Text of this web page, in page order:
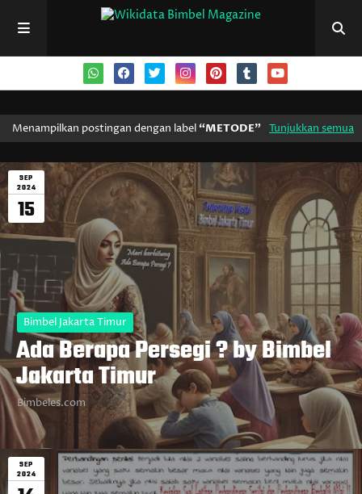
Menampilkan postingan dengan label METODE Tunjukkan semua
SEP
2024
15
Bimbel Jakarta Timur
Ada Berapa Persegi ? by Bimbel
Jakarta Timur
Bimbeles.com
SEP
2024